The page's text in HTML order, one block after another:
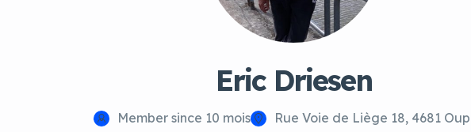
Eric Driesen
Member since 10 mois Rue Voie de Liège 18, 4681